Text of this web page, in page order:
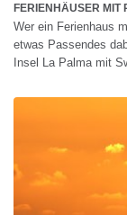
FERIENHÄUSER MIT
Wer ein Ferienhaus
etwas Passendes
Insel La Palma mit